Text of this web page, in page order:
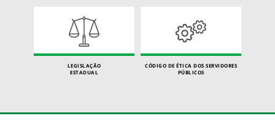
LEGISLAÇÃO
ESTADUAL
CÓDIGO DE ÉTICA DOS SERVIDORES
PÚBLICOS